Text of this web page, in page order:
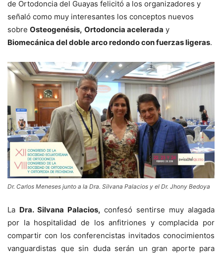
de Ortodoncia del Guayas felicitó a los organizadores y
señaló como muy interesantes los conceptos nuevos
sobre Osteogenésis, Ortodoncia acelerada y
Biomecánica del doble arco redondo con fuerzas ligeras.
Dr. Carlos Meneses junto a la Dra. Silvana Palacios y el Dr. Jhony Bedoya
La Dra. Silvana Palacios, confesó sentirse muy alagada
por la hospitalidad de los anfitriones y complacida por
compartir con los conferencistas invitados conocimientos
vanguardistas que sin duda serán un gran aporte para